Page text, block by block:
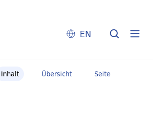
EN
Inhalt Übersicht Seite